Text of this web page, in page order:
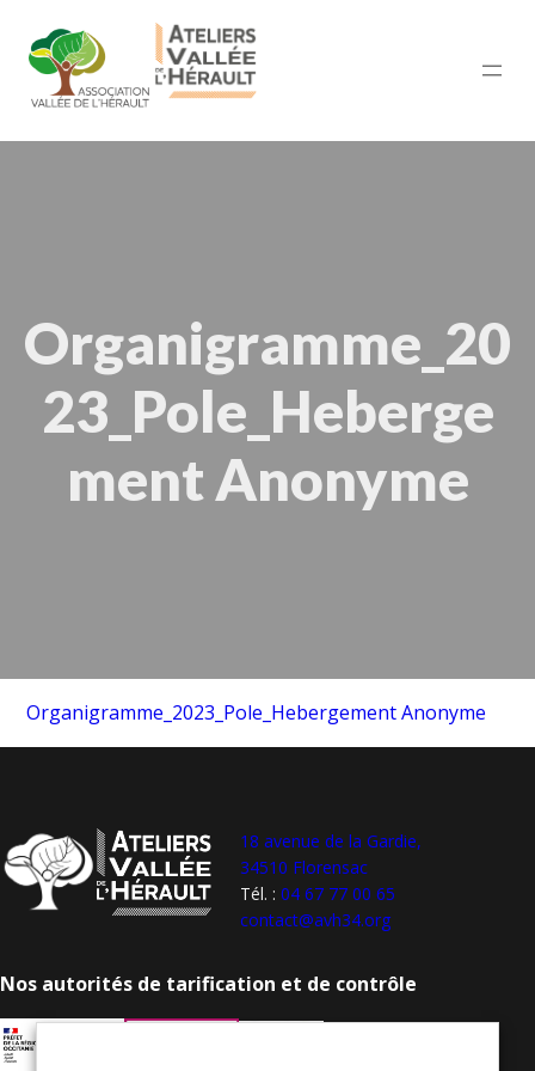
Organigramme_20
23_Pole_Heberge
ment Anonyme
Organigramme_2023_Pole_Hebergement Anonyme
18 avenue de la Gardie,
34510 Florensac
Tél. :04 67 77 00 65
contact@avh34.org
Nos autorités de tarification et de contrôle